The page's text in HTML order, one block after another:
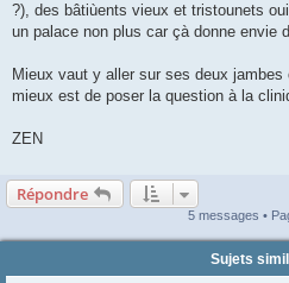
?), des bâtiùents vieux et tristounets
un palace non plus car çà donne envie
Mieux vaut y aller sur ses deux
mieux est de poser la question à la
ZEN
Répondre
5 messages •
Sujets